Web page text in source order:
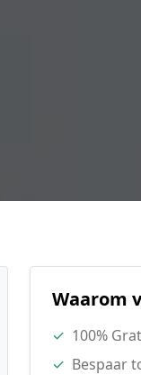
Waarom
✓ 100%
✓ Bespaar